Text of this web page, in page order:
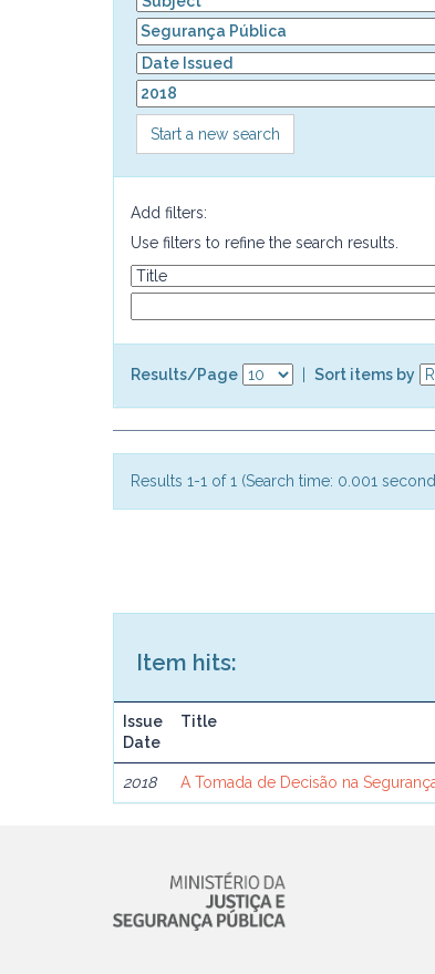
Start a new search
Add filters:
Use filters to refine the search results.
Results/Page Sort items by
Results 1-1 of 1 (Search time: 0.001
Item hits:
Issue
Date
Title
2018 A Tomada de Decisão na